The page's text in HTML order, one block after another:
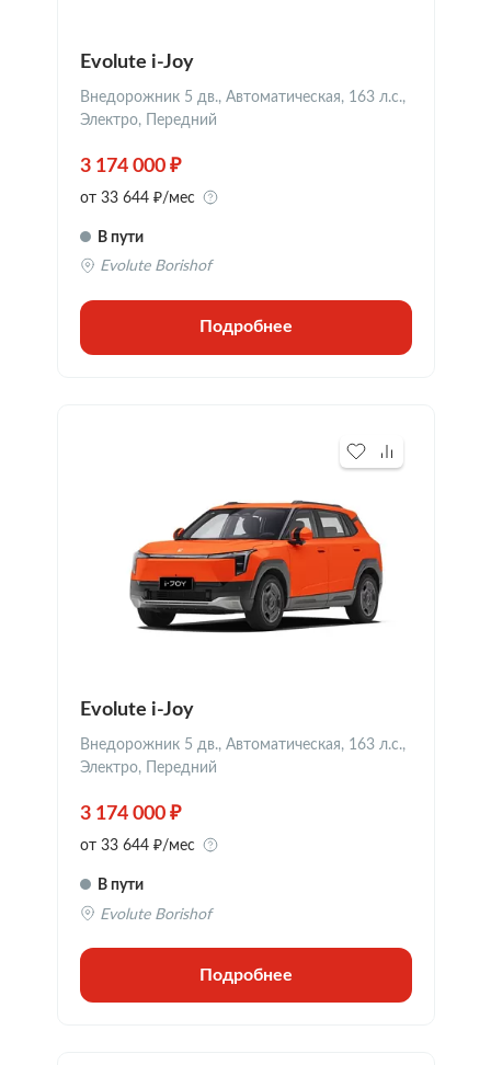
Evolute i-Joy
Внедорожник 5 дв., Автоматическая, 163 л.с.,
Электро, Передний
3 174 000 ₽
от 33 644 ₽/мес
В пути
Evolute Borishof
Подробнее
Evolute i-Joy
Внедорожник 5 дв., Автоматическая, 163 л.с.,
Электро, Передний
3 174 000 ₽
от 33 644 ₽/мес
В пути
Evolute Borishof
Подробнее